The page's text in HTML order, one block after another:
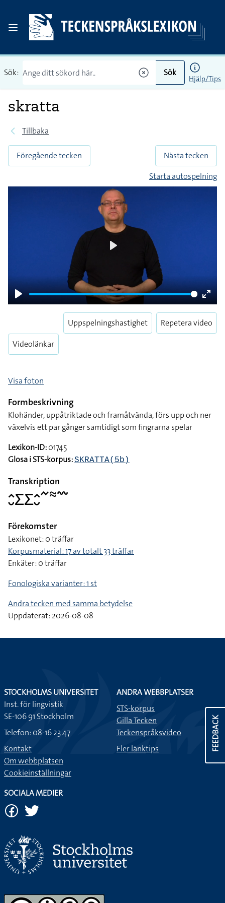
Sök: Sök
Hjälp/Tips
skratta
Tillbaka
Föregående tecken
Nästa tecken
Starta autospelning
Play
Enter
Videolänkar
Uppspelningshastighet Repetera video
Visa foton
Formbeskrivning
Klohänder, uppåtriktade och framåtvända, förs upp och ner
växelvis ett par gånger samtidigt som fingrarna spelar
Lexikon-ID:01745
Glosa i STS-korpus:SKRATTA(5b)
Transkription
􌤵􌤷􌤥􌤥􌤵􌤷􌥨􌦇􌥳
Förekomster
Lexikonet: 0 träffar
Korpusmaterial: 17 av totalt 33 träffar
Enkäter: 0 träffar
Fonologiska varianter: 1 st
Andra tecken med samma betydelse
Uppdaterat: 2026-08-08
FEEDBACK
STOCKHOLMS UNIVERSITET
Inst. för lingvistik
SE-106 91 Stockholm
Telefon: 08-16 23 47
Kontakt
Om webbplatsen
Cookieinställningar
ANDRA WEBBPLATSER
STS-korpus
Gilla Tecken
Teckenspråksvideo
Fler länktips
SOCIALA MEDIER